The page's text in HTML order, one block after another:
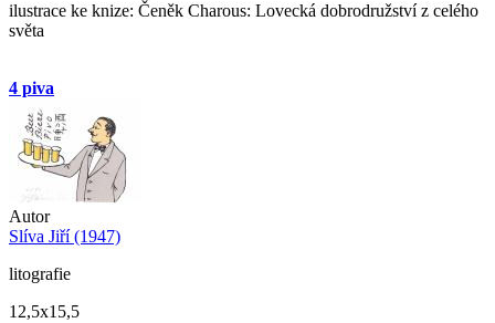
ilustrace ke knize: Čeněk Charous: Lovecká dobrodružství z celého
světa
4 piva
Autor
Slíva Jiří (1947)
litografie
12,5x15,5